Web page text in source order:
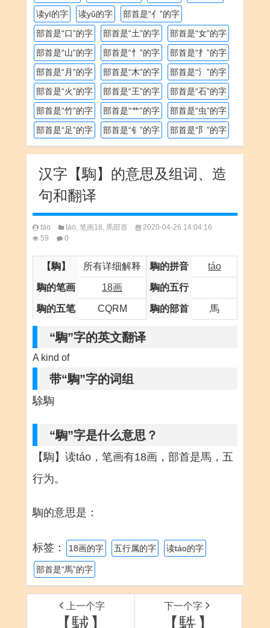
读yī的字
读yǔ的字
部首是“亻”的字
部首是“口”的字
部首是“土”的字
部首是“女”的字
部首是“山”的字
部首是“忄”的字
部首是“扌”的字
部首是“月”的字
部首是“木”的字
部首是“氵”的字
部首是“火”的字
部首是“王”的字
部首是“石”的字
部首是“竹”的字
部首是“艹”的字
部首是“虫”的字
部首是“足”的字
部首是“钅”的字 部首是“阝”的字
汉字【騊】的意思及组词、造
句和翻译
táo táo, 笔画18, 馬部首
2020-04-26 14:04:16
59
0
【騊】 所有详细解释 騊的拼音 táo
騊的笔画 18画 騊的五行
騊的五笔 CQRM 騊的部首 馬
“騊”字的英文翻译
A kind of
带“騊”字的词组
駼騊
“騊”字是什么意思？
【騊】读táo，笔画有18画，部首是馬，五
行为。
騊的意思是：
标签： 18画的字 五行属的字 读táo的字
部首是“馬”的字
上一个字 下一个字